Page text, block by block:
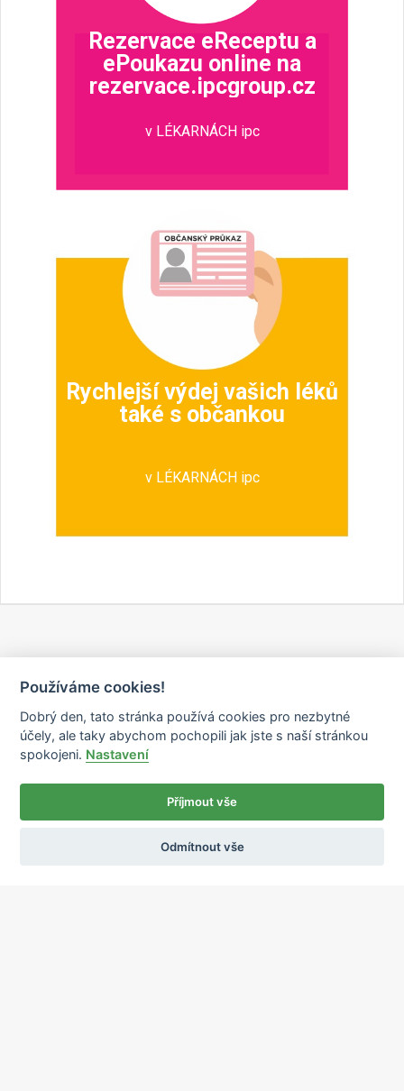
Rezervace eReceptu a
ePoukazu online na
rezervace.ipcgroup.cz
v LÉKARNÁCH ipc
Rychlejší výdej vašich léků
také s občankou
v LÉKARNÁCH ipc
Používáme cookies!
Dobrý den, tato stránka používá cookies pro nezbytné
účely, ale taky abychom pochopili jak jste s naší stránkou
spokojeni. Nastavení
Příjmout vše
Odmítnout vše